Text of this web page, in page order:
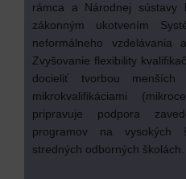
rámca a Národnej sústavy
zákonným ukotvením
neformálneho vzdelávania
Zvyšovanie flexibility
docieliť tvorbou menších
mikrokvalifikáciami
pripravuje podpora
programov na
stredných odborných školách.